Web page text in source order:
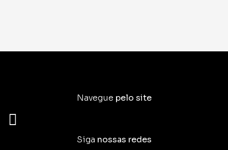
Navegue pelo site
Siga nossas redes